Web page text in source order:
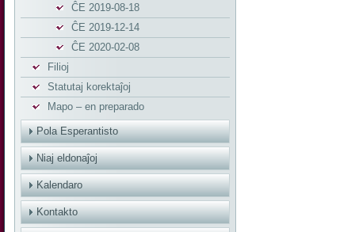
ĈE 2019-08-18
ĈE 2019-12-14
ĈE 2020-02-08
Filioj
Statutaj korektaĵoj
Mapo – en preparado
Pola Esperantisto
Niaj eldonaĵoj
Kalendaro
Kontakto